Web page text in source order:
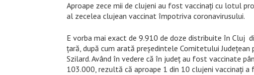
Aproape zece mii de clujeni au fost vaccinați cu lotul
al zecelea clujean vaccinat împotriva coronavirusului.
E vorba mai exact de 9.910 de doze distribuite în
țară, după cum arată președintele Comitetului
Szilard. Având în vedere că în județ au fost vaccinate
103.000, rezultă că aproape 1 din 10 clujeni vaccinați